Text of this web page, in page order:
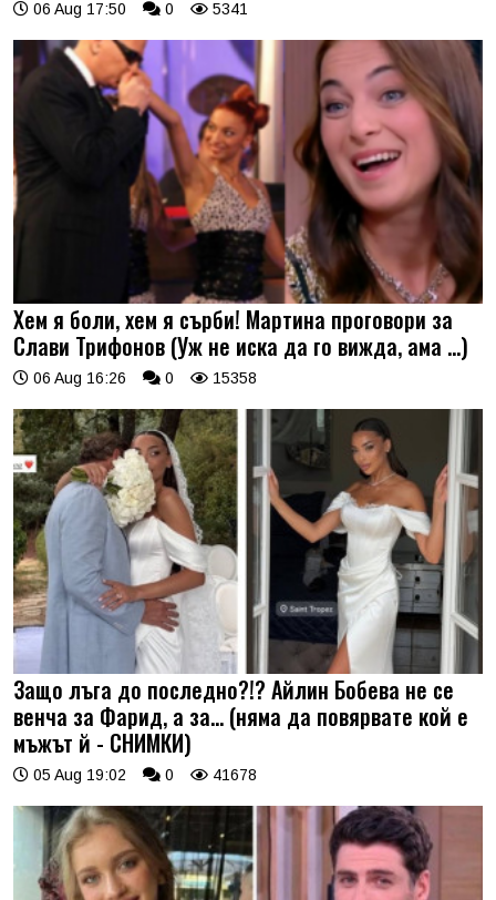
06 Aug 17:50 0 5341
Хем я боли, хем я сърби! Мартина проговори за
Слави Трифонов (Уж не иска да го вижда, ама …)
06 Aug 16:26 0 15358
Защо лъга до последно?!? Айлин Бобева не се
венча за Фарид, а за... (няма да повярвате кой е
мъжът й - СНИМКИ)
05 Aug 19:02 0 41678